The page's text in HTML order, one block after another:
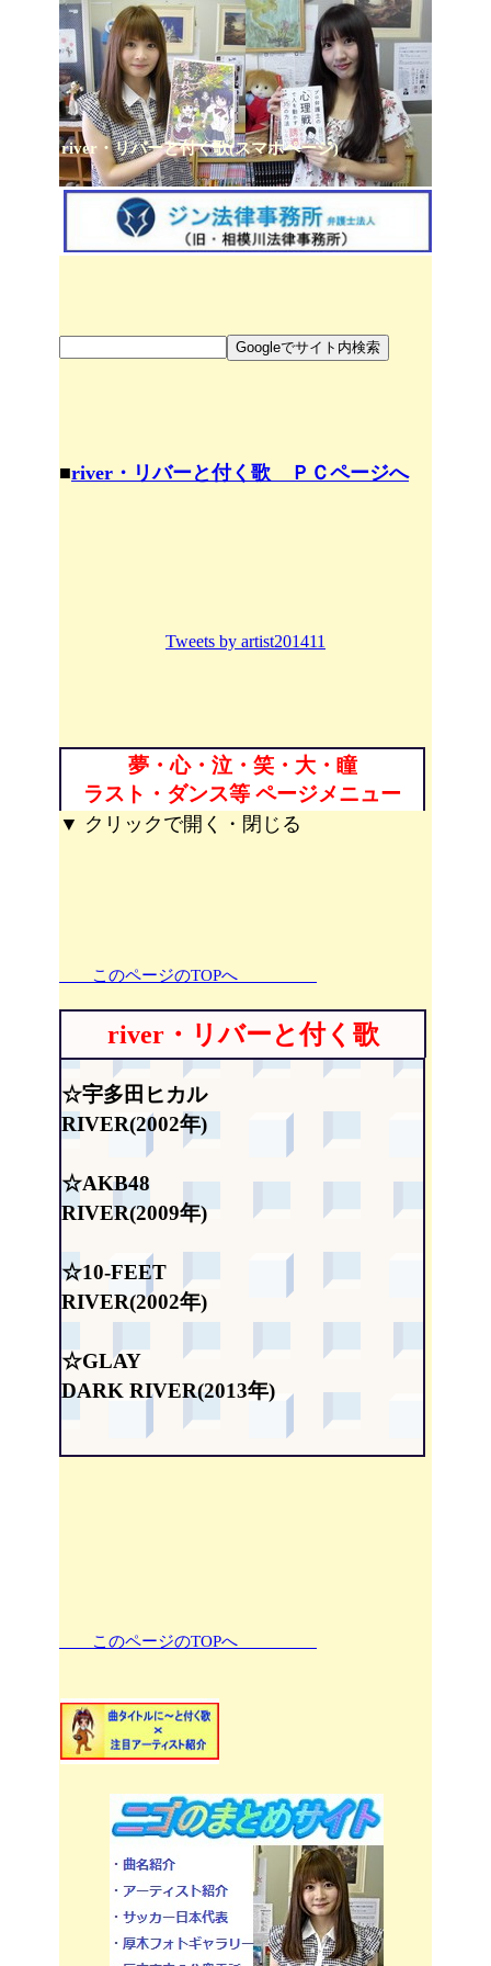
river・リバーと付く歌(スマホページ)
■river・リバーと付く歌 ＰＣページへ
Tweets by artist201411
夢・心・泣・笑・大・瞳
ラスト・ダンス等 ページメニュー
▼ クリックで開く・閉じる
このページのTOPへ
river・リバーと付く歌
☆宇多田ヒカル
RIVER(2002年)
☆AKB48
RIVER(2009年)
☆10-FEET
RIVER(2002年)
☆GLAY
DARK RIVER(2013年)
このページのTOPへ